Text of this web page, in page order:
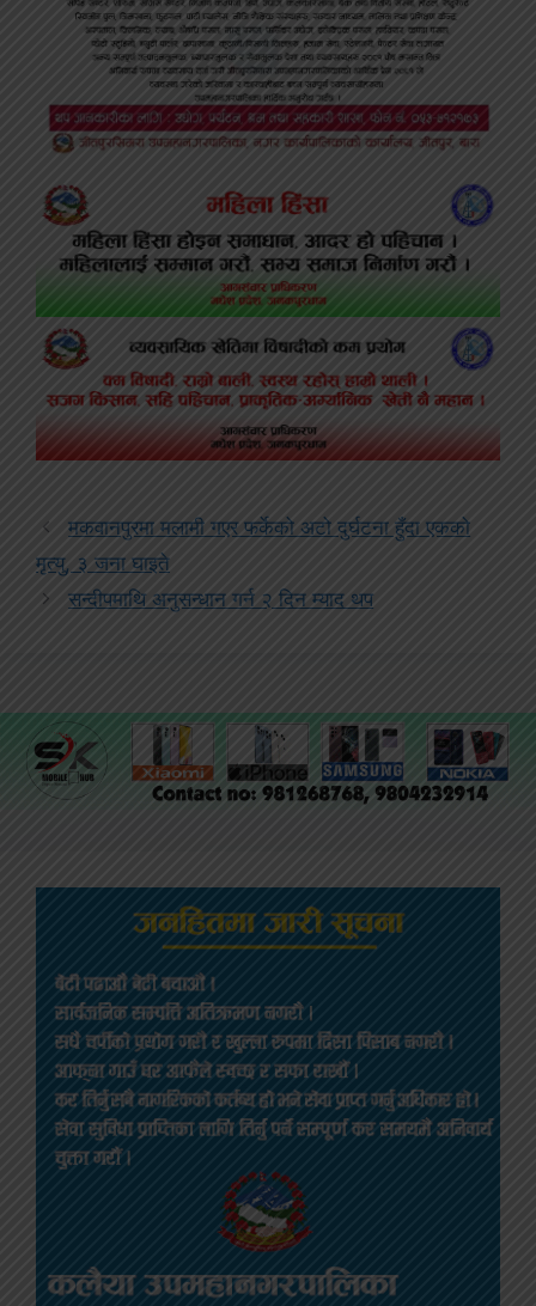
मकवानपुरमा मलामी गएर फर्केको अटो दुर्घटना हुँदा एकको
मृत्यु, ३ जना घाइते
सन्दीपमाथि अनुसन्धान गर्न २ दिन म्याद थप